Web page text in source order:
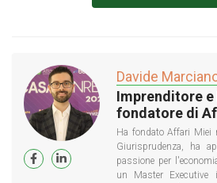
Davide
Imprenditore
fondatore di
Ha fondato Affari Miei
Giurisprudenza, ha
passione per
un Master Executive